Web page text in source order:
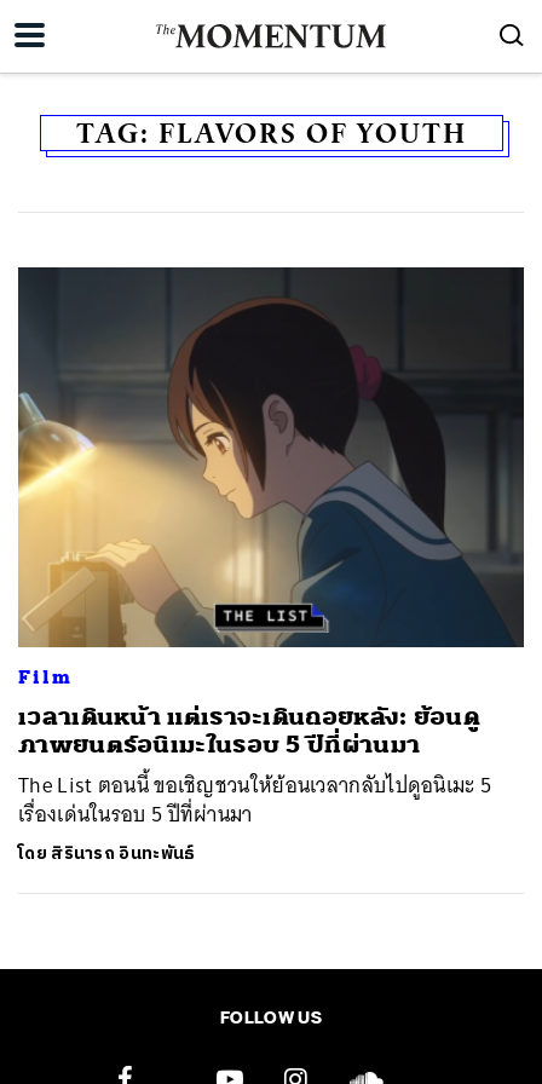
TAG: FLAVORS OF YOUTH
Film
เวลาเดินหน้า แต่เราจะเดินถอยหลัง: ย้อนดู
ภาพยนตร์อนิเมะในรอบ 5 ปีที่ผ่านมา
The List ตอนนี้ ขอเชิญชวนให้ย้อนเวลากลับไปดูอนิเมะ 5
เรื่องเด่นในรอบ 5 ปีที่ผ่านมา
โดย สิรินารถ อินทะพันธ์
FOLLOW US
ค้นหา
SHARE TWEET LINE